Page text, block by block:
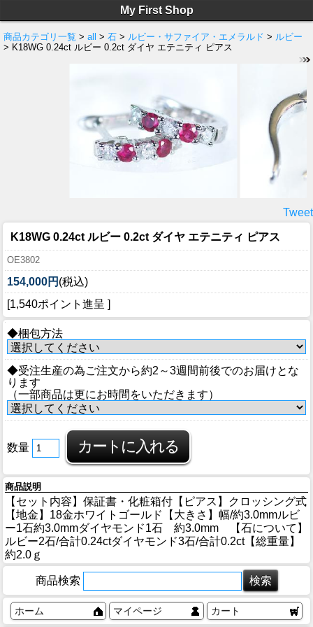
My First Shop
商品カテゴリ一覧 > all > 石 > ルビー・サファイア・エメラルド > ルビー
> K18WG 0.24ct ルビー 0.2ct ダイヤ エテニティ ピアス
Tweet
K18WG 0.24ct ルビー 0.2ct ダイヤ エテニティ ピアス
OE3802
154,000円 (税込)
[1,540ポイント進呈 ]
◆梱包方法
◆受注生産の為ご注文から約2～3週間前後でのお届けとな
ります
（一部商品は更にお時間をいただきます）
数量
商品説明
【セット内容】保証書・化粧箱付【ピアス】クロッシング式
【地金】18金ホワイトゴールド【大きさ】幅/約3.0mmルビ
ー1石約3.0mmダイヤモンド1石 約3.0mm 【石について】
ルビー2石/合計0.24ctダイヤモンド3石/合計0.2ct【総重量】
約2.0ｇ
商品検索
ホーム マイページ カート